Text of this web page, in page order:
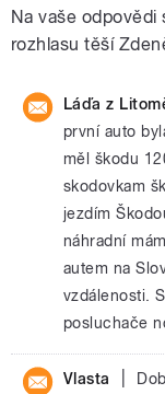
Na vaše
rozhlasu těší
Láďa z
první auto
měl škodu
skodovkam
jezdím
náhradní
autem na
vzdálenosti.
posluchače
Vlasta